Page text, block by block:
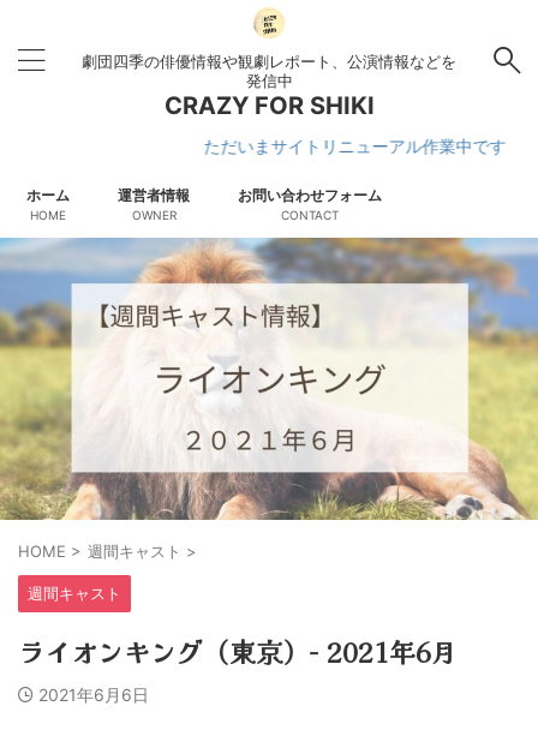
劇団四季の俳優情報や観劇レポート、公演情報などを
発信中
CRAZY FOR SHIKI
ただいまサイトリニューアル作業中です
ホーム
HOME
運営者情報
OWNER
お問い合わせフォーム
CONTACT
HOME > 週間キャスト >
週間キャスト
ライオンキング（東京）− 2021年6月
2021年6月6日